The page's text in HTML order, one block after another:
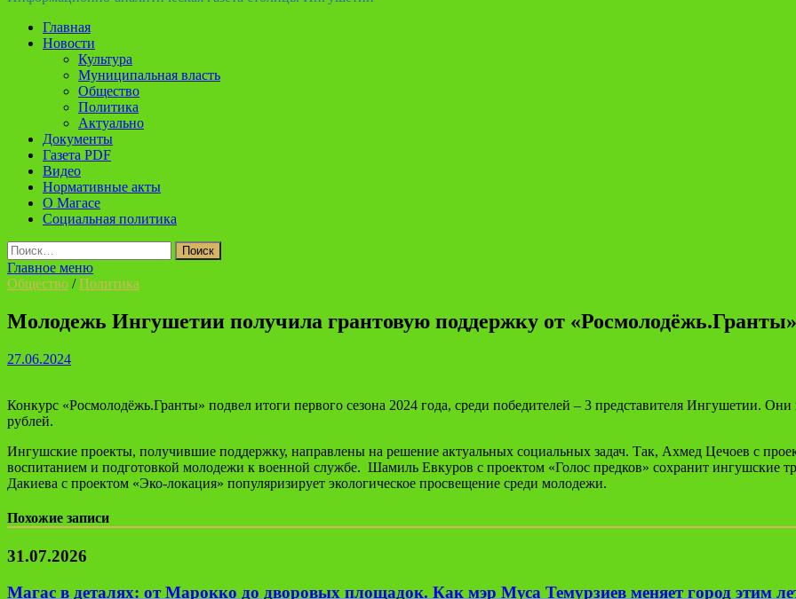
Главная
Новости
Культура
Муниципальная власть
Общество
Политика
Актуально
Документы
Газета PDF
Видео
Нормативные акты
О Магасе
Социальная политика
Найти:
Главное меню
Общество /Политика
Молодежь Ингушетии получила грантовую поддержку от «Росмолодёжь.Гранты»
27.06.2024
Конкурс «Росмолодёжь.Гранты» подвел итоги первого сезона 2024 года, среди победителей – 3 представителя Ингушетии.
рублей.
Ингушские проекты, получившие поддержку, направлены на решение актуальных социальных задач. Так, Ахмед Цечоев с
воспитанием и подготовкой молодежи к военной службе. Шамиль Евкуров с проектом «Голос предков» сохранит ингушские
Дакиева с проектом «Эко-локация» популяризирует экологическое просвещение среди молодежи.
Похожие записи
31.07.2026
Магас в деталях: от Марокко до дворовых площадок. Как мэр Муса Темурзиев меняет город этим